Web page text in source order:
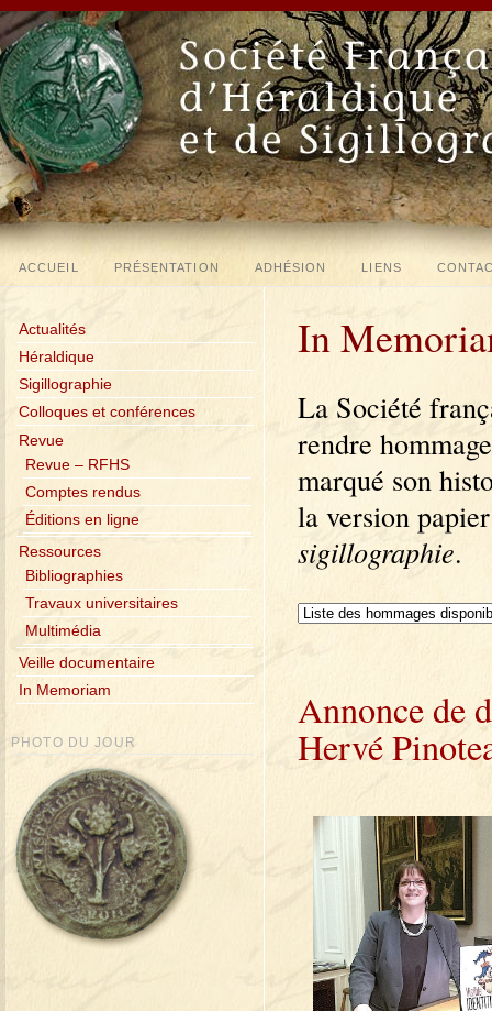
ACCUEIL PRÉSENTATION ADHÉSION LIENS
In
La Société
rendre
marqué son
la version
sigillographie.
Annonce de
Hervé
Actualités
Héraldique
Sigillographie
Colloques et conférences
Revue
Revue – RFHS
Comptes rendus
Éditions en ligne
Ressources
Bibliographies
Travaux universitaires
Multimédia
Veille documentaire
In Memoriam
PHOTO DU JOUR